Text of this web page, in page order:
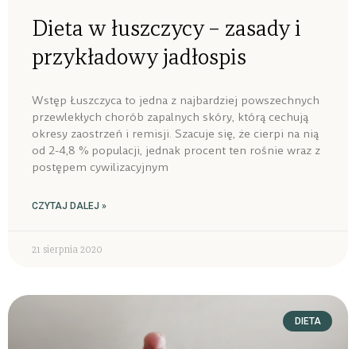
Dieta w łuszczycy – zasady i
przykładowy jadłospis
Wstęp Łuszczyca to jedna z najbardziej powszechnych
przewlekłych chorób zapalnych skóry, którą cechują
okresy zaostrzeń i remisji. Szacuje się, że cierpi na nią
od 2-4,8 % populacji, jednak procent ten rośnie wraz z
postępem cywilizacyjnym
CZYTAJ DALEJ »
21 sierpnia 2020
DIETA